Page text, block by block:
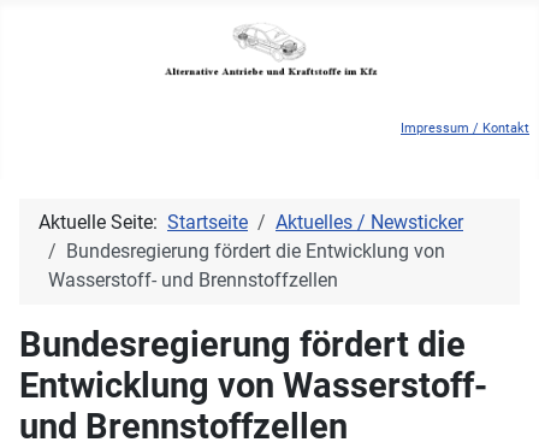
Impressum / Kontakt
Aktuelle Seite: Startseite
Aktuelles / Newsticker
Bundesregierung fördert die Entwicklung von
Wasserstoff- und Brennstoffzellen
Bundesregierung fördert die
Entwicklung von Wasserstoff-
und Brennstoffzellen